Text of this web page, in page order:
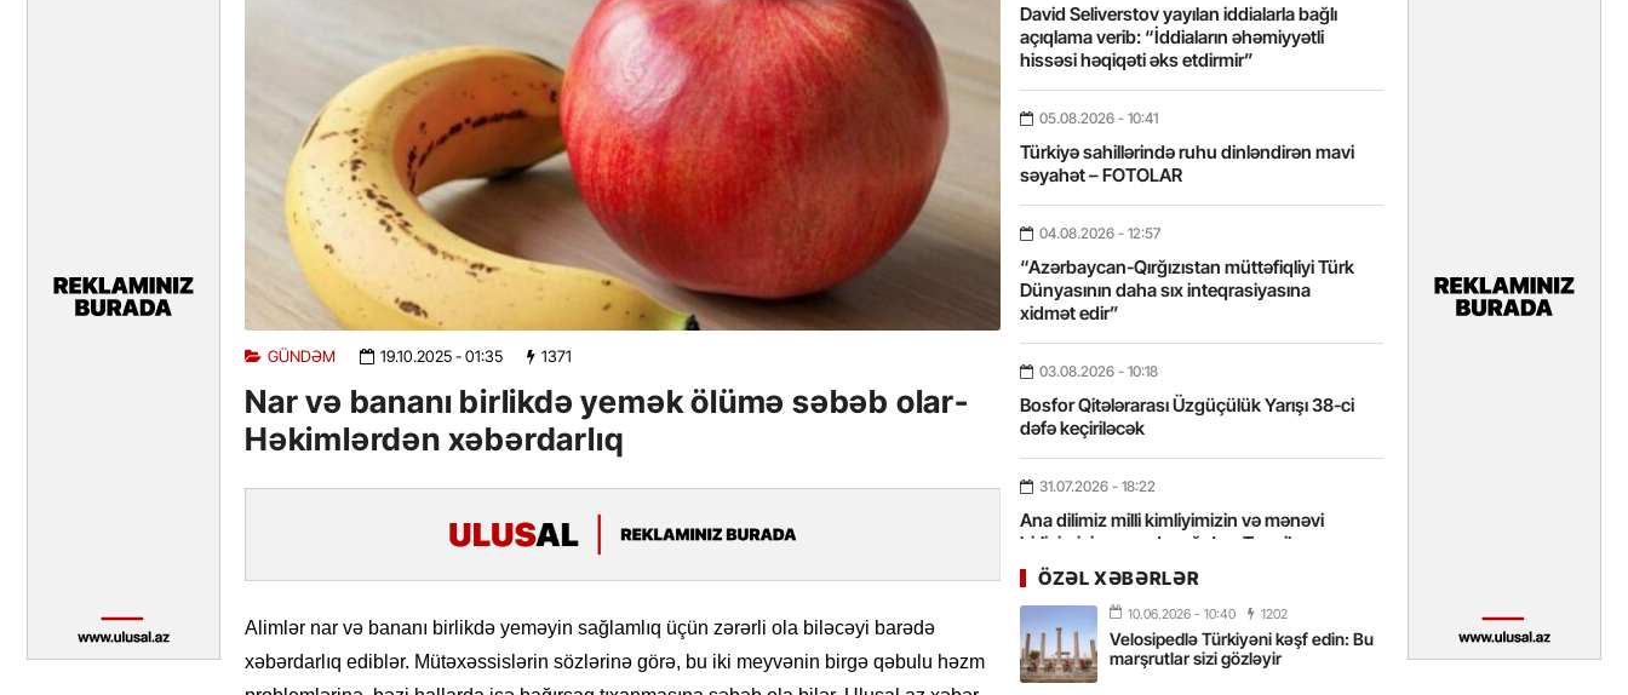
GÜNDƏM 19.10.2025- 01:35 1371
Nar və bananı birlikdə yemək ölümə səbəb olar-
Həkimlərdən xəbərdarlıq
Alimlər nar və bananı birlikdə yeməyin sağlamlıq üçün zərərli ola biləcəyi barədə
xəbərdarlıq ediblər. Mütəxəssislərin sözlərinə görə, bu iki meyvənin birgə qəbulu həzm
David Seliverstov yayılan iddialarla bağlı
açıqlama verib: “İddiaların əhəmiyyətli
hissəsi həqiqəti əks etdirmir”
05.08.2026 - 10:41
Türkiyə sahillərində ruhu dinləndirən mavi
səyahət – FOTOLAR
04.08.2026 - 12:57
“Azərbaycan-Qırğızıstan müttəfiqliyi Türk
Dünyasının daha sıx inteqrasiyasına
xidmət edir”
03.08.2026 - 10:18
Bosfor Qitələrarası Üzgüçülük Yarışı 38-ci
dəfə keçiriləcək
31.07.2026 - 18:22
Ana dilimiz milli kimliyimizin və mənəvi
birliyimizin əsas dayağıdır – Tənzilə
Rüstəmxanlı
31.07.2026 - 16:58
Tarixin axarını yalnız böyük liderlər dəyişir
ÖZƏL XƏBƏRLƏR
10.06.2026 - 10:40 1202
Velosipedlə Türkiyəni kəşf edin: Bu
marşrutlar sizi gözləyir